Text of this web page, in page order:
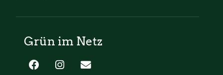
Grün im Netz